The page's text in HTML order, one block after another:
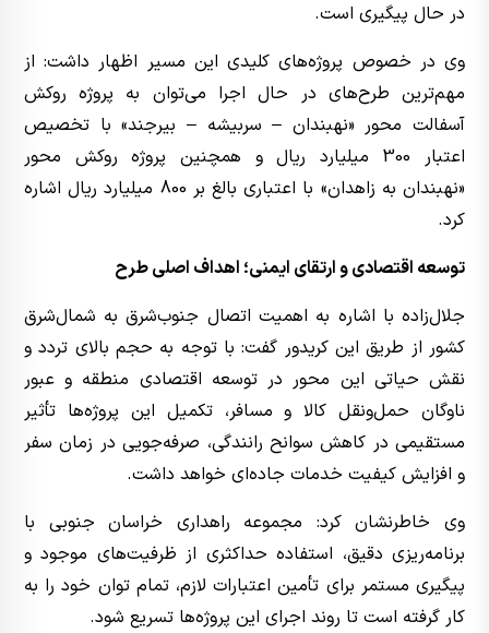
در حال پیگیری است.
وی در خصوص پروژه‌های کلیدی این مسیر اظهار داشت: از
مهم‌ترین طرح‌های در حال اجرا می‌توان به پروژه روکش
آسفالت محور «نهبندان – سربیشه – بیرجند» با تخصیص
اعتبار 300 میلیارد ریال و همچنین پروژه روکش محور
«نهبندان به زاهدان» با اعتباری بالغ بر 800 میلیارد ریال اشاره
کرد.
توسعه اقتصادی و ارتقای ایمنی؛ اهداف اصلی طرح
جلال‌زاده با اشاره به اهمیت اتصال جنوب‌شرق به شمال‌شرق
کشور از طریق این کریدور گفت: با توجه به حجم بالای تردد و
نقش حیاتی این محور در توسعه اقتصادی منطقه و عبور
ناوگان حمل‌ونقل کالا و مسافر، تکمیل این پروژه‌ها تأثیر
مستقیمی در کاهش سوانح رانندگی، صرفه‌جویی در زمان سفر
و افزایش کیفیت خدمات جاده‌ای خواهد داشت.
وی خاطرنشان کرد: مجموعه راهداری خراسان جنوبی با
برنامه‌ریزی دقیق، استفاده حداکثری از ظرفیت‌های موجود و
پیگیری مستمر برای تأمین اعتبارات لازم، تمام توان خود را به
کار گرفته است تا روند اجرای این پروژه‌ها تسریع شود.